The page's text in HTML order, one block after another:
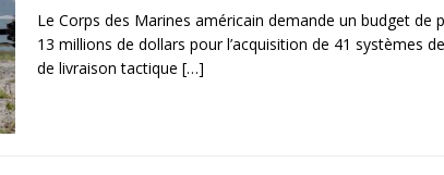
Le Corps des Marines américain demande un budget de
13 millions de dollars pour l’acquisition de 41 systèmes
de livraison tactique […]